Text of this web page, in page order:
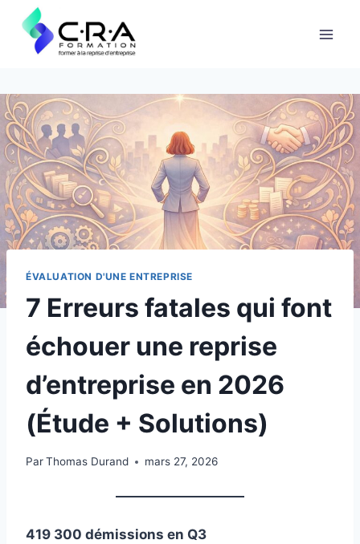
ÉVALUATION D'UNE ENTREPRISE
7 Erreurs fatales qui font
échouer une reprise
d’entreprise en 2026
(Étude + Solutions)
ParThomas Durand mars 27, 2026
419 300 démissions en Q3